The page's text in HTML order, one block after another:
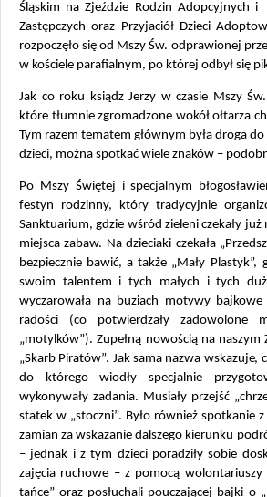
Śląskim na Zjeździe Rodzin Adopcyjnych i
Zastępczych oraz Przyjaciół Dzieci
rozpoczęło się od Mszy Św. odprawionej
w kościele parafialnym, po której odbył się
Jak co roku ksiądz Jerzy w czasie Mszy
które tłumnie zgromadzone wokół ołtarza
Tym razem tematem głównym była droga
dzieci, można spotkać wiele znaków –
Po Mszy Świętej i specjalnym
festyn rodzinny, który tradycyjnie
Sanktuarium, gdzie wśród zieleni czekały
miejsca zabaw. Na dzieciaki czekała
bezpiecznie bawić, a także „Mały Plastyk”,
swoim talentem i tych małych i tych
wyczarowała na buziach motywy
radości (co potwierdzały zadowolone
„motylków”). Zupełną nowością na
„Skarb Piratów”. Jak sama nazwa wskazuje,
do którego wiodły specjalnie
wykonywały zadania. Musiały przejść
statek w „stoczni”. Było również spotkanie
zamian za wskazanie dalszego kierunku
– jednak i z tym dzieci poradziły sobie
zajęcia ruchowe – z pomocą
tańce” oraz posłuchali pouczającej bajki o